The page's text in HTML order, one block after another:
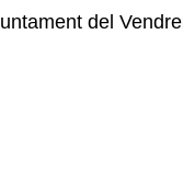
del Vendrell